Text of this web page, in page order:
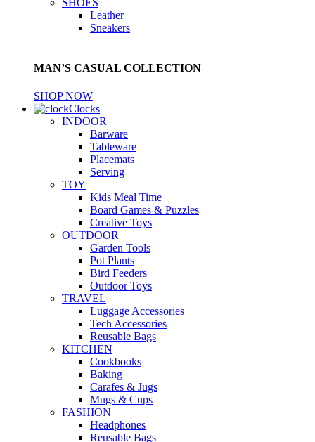
SHOES
Leather
Sneakers
MAN’S CASUAL COLLECTION
SHOP NOW
Clocks
INDOOR
Barware
Tableware
Placemats
Serving
TOY
Kids Meal Time
Board Games & Puzzles
Creative Toys
OUTDOOR
Garden Tools
Pot Plants
Bird Feeders
Outdoor Toys
TRAVEL
Luggage Accessories
Tech Accessories
Reusable Bags
KITCHEN
Cookbooks
Baking
Carafes & Jugs
Mugs & Cups
FASHION
Headphones
Reusable Bags